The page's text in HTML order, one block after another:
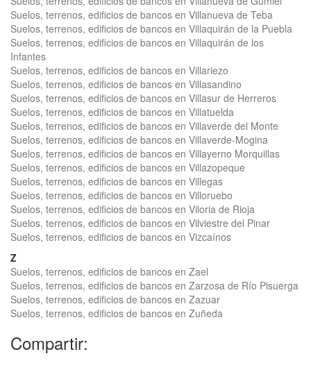
Suelos, terrenos, edificios de bancos en Villanueva de Teba
Suelos, terrenos, edificios de bancos en Villaquirán de la Puebla
Suelos, terrenos, edificios de bancos en Villaquirán de los
Infantes
Suelos, terrenos, edificios de bancos en Villariezo
Suelos, terrenos, edificios de bancos en Villasandino
Suelos, terrenos, edificios de bancos en Villasur de Herreros
Suelos, terrenos, edificios de bancos en Villatuelda
Suelos, terrenos, edificios de bancos en Villaverde del Monte
Suelos, terrenos, edificios de bancos en Villaverde-Mogina
Suelos, terrenos, edificios de bancos en Villayerno Morquillas
Suelos, terrenos, edificios de bancos en Villazopeque
Suelos, terrenos, edificios de bancos en Villegas
Suelos, terrenos, edificios de bancos en Villoruebo
Suelos, terrenos, edificios de bancos en Viloria de Rioja
Suelos, terrenos, edificios de bancos en Vilviestre del Pinar
Suelos, terrenos, edificios de bancos en Vizcaínos
Z
Suelos, terrenos, edificios de bancos en Zael
Suelos, terrenos, edificios de bancos en Zarzosa de Río Pisuerga
Suelos, terrenos, edificios de bancos en Zazuar
Suelos, terrenos, edificios de bancos en Zuñeda
Compartir: